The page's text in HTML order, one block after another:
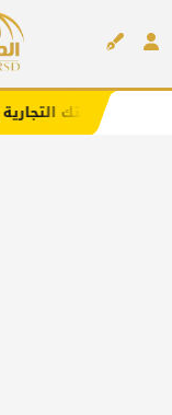
ويجذب لك مزيدًا